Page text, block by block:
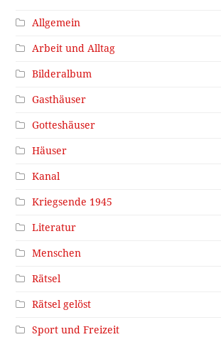
Allgemein
Arbeit und Alltag
Bilderalbum
Gasthäuser
Gotteshäuser
Häuser
Kanal
Kriegsende 1945
Literatur
Menschen
Rätsel
Rätsel gelöst
Sport und Freizeit